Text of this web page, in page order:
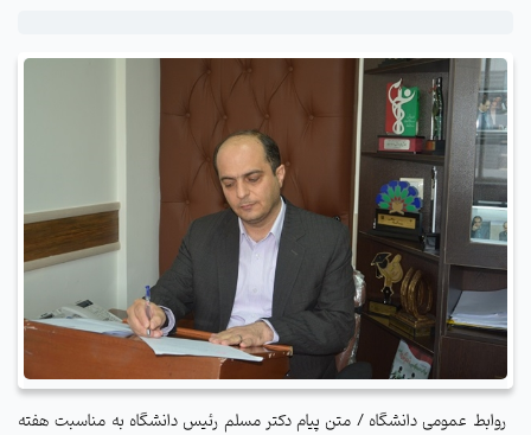
روابط عمومی دانشگاه / متن پیام دکتر مسلم رئیس دانشگاه به مناسبت هفته